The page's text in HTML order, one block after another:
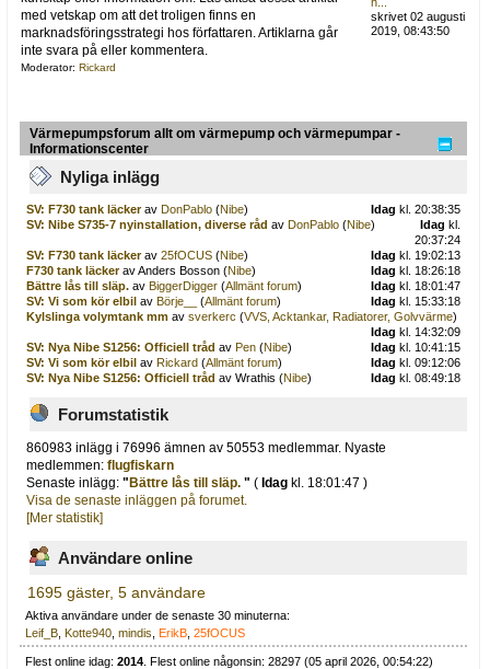
med vetskap om att det troligen finns en
marknadsföringsstrategi hos författaren. Artiklarna går
inte svara på eller kommentera.
Moderator: Rickard
skrivet 02 augusti
2019, 08:43:50
Värmepumpsforum allt om värmepump och värmepumpar -
Informationscenter
Nyliga inlägg
SV: F730 tank läckerav DonPablo(Nibe) Idag kl. 20:38:35
SV: Nibe S735-7 nyinstallation, diverse råd av DonPablo(Nibe) Idag kl.
20:37:24
SV: F730 tank läckerav 25fOCUS(Nibe) Idag kl. 19:02:13
F730 tank läckerav Anders Bosson (Nibe) Idag kl. 18:26:18
Bättre lås till släp. av BiggerDigger(Allmänt forum) Idag kl. 18:01:47
SV: Vi som kör elbilav Börje__ (Allmänt forum) Idag kl. 15:33:18
Kylslinga volymtank mmav sverkerc (VVS, Acktankar, Radiatorer, Golvvärme)
Idag kl. 14:32:09
SV: Nya Nibe S1256: Officiell tråd av Pen(Nibe) Idag kl. 10:41:15
SV: Vi som kör elbilav Rickard(Allmänt forum) Idag kl. 09:12:06
SV: Nya Nibe S1256: Officiell tråd av Wrathis (Nibe) Idag kl. 08:49:18
Forumstatistik
860983 inlägg i 76996 ämnen av 50553 medlemmar. Nyaste
medlemmen:flugfiskarn
Senaste inlägg:" Bättre lås till släp." ( Idag kl. 18:01:47 )
Visa de senaste inläggen på forumet.
[Mer statistik]
Användare online
1695 gäster, 5 användare
Aktiva användare under de senaste 30 minuterna:
Leif_B, Kotte940,mindis, ErikB,25fOCUS
Flest online idag:2014 . Flest online någonsin: 28297 (05 april 2026, 00:54:22)